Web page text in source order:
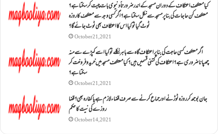
کیا معتکف اعتکاف کے دوران مسجد کے اندر ضرورتاً دنیوی بات چیت کر سکتا ہے؟
معتکف کن حاجات کی بنا پر مسجد سے نکل سکتا ہے؟ اگر کسی وجہ سے معتکف کا روزہ
ٹوٹ گیا تو کیا اس کا اعتکاف بھی ٹوٹ جائے گا؟
October 21, 2021
اگر معتکف کسی حاجت کی بنا پر اعتکاف گاہ سے باہر نکلے تو کیا اسے کپڑے سے منہ
چھپانا ضروری ہے؟اعتکاف کی کتنی قسمیں ہیں؟کیا معتکف مسجد میں خرید و فروخت کر
سکتا ہے؟
October 21, 2021
جان بوجھ کر روزہ ٹوڑنے اور جماع کرنے سے صرف قضاء لازم ہے یا کفارہ بھی؟ قضا
روزے کی نیت کا حکم
October 14, 2021